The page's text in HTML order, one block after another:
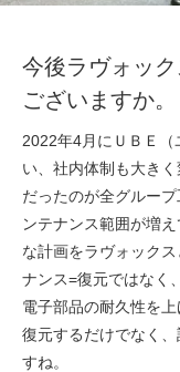
今後ラヴォッ
ございますか。
2022年4月にＵＢＥ
い、社内体制も大き
だったのが全グルー
ンテナンス範囲が増
な計画をラヴォック
ナンス=復元ではなく
電子部品の耐久性を
復元するだけでなく
すね。